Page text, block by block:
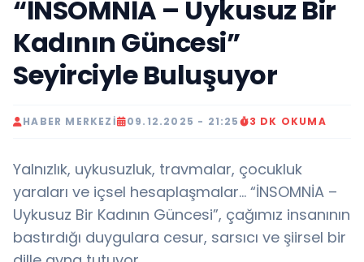
“İNSOMNİA – Uykusuz Bir
Kadının Güncesi”
Seyirciyle Buluşuyor
HABER MERKEZI 09.12.2025 - 21:25 3 DK OKUMA
Yalnızlık, uykusuzluk, travmalar, çocukluk
yaraları ve içsel hesaplaşmalar… “İNSOMNİA –
Uykusuz Bir Kadının Güncesi”, çağımız insanının
bastırdığı duygulara cesur, sarsıcı ve şiirsel bir